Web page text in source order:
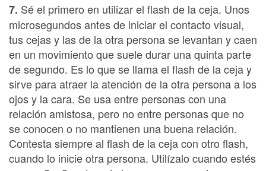
7. Sé el primero en utilizar el flash de la ceja. Unos
microsegundos antes de iniciar el contacto visual,
tus cejas y las de la otra persona se levantan y caen
en un movimiento que suele durar una quinta parte
de segundo. Es lo que se llama el flash de la ceja y
sirve para atraer la atención de la otra persona a los
ojos y la cara. Se usa entre personas con una
relación amistosa, pero no entre personas que no
se conocen o no mantienen una buena relación.
Contesta siempre al flash de la ceja con otro flash,
cuando lo inicie otra persona. Utilízalo cuando estés